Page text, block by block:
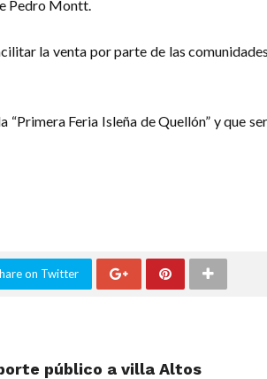
Pedro Montt.
la venta por parte de las
“Primera Feria Isleña de Quellón” y
on Twitter
público a villa Altos